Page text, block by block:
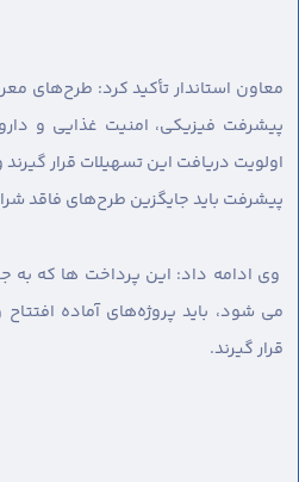
پیشرفت فیزیکی، امنیت غذایی و
پیشرفت باید جایگزین طرح‌های فاقد
وی ادامه داد: این پرداخت ها که به
می شود، باید پروژه‌های آماده
قرار گیرند.